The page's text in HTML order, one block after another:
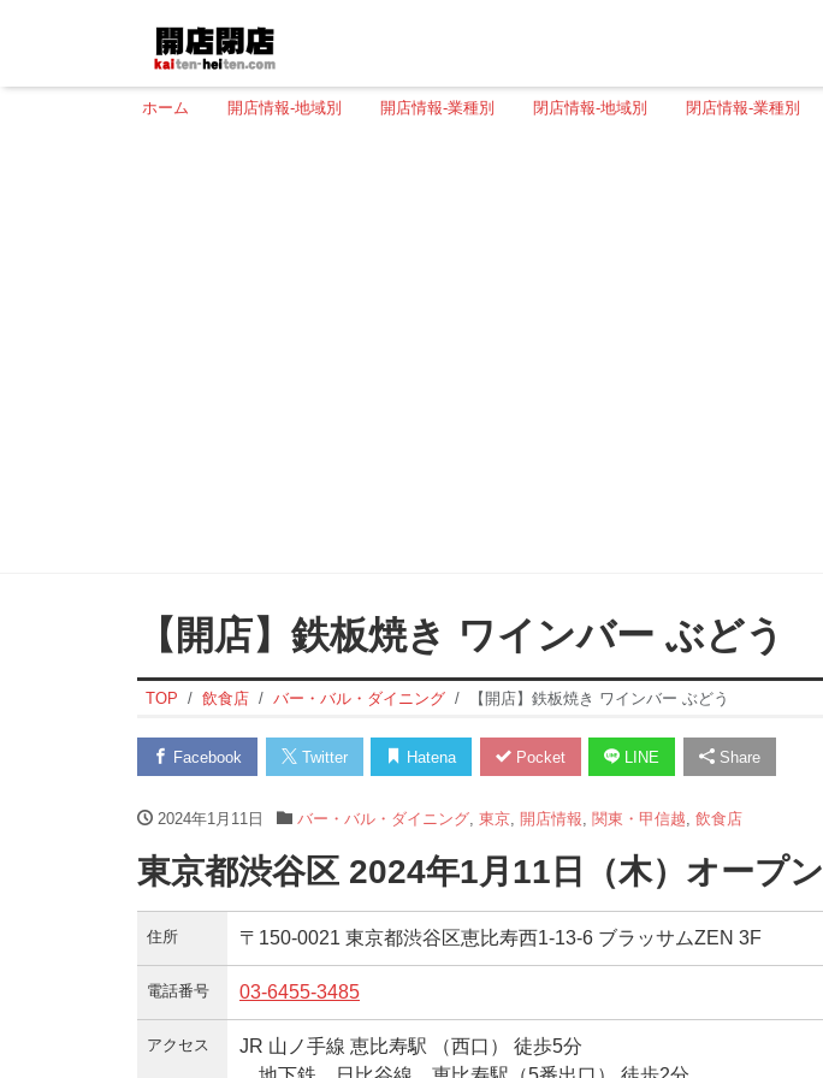
ホーム 開店情報-地域別 開店情報-業種別 閉店情報-地域別 閉店情報-業種別
【開店】鉄板焼き ワインバー ぶどう
TOP 飲食店 バー・バル・ダイニング 【開店】鉄板焼き ワインバー ぶどう
Facebook Twitter Hatena Pocket LINE Share
2024年1月11日 バー・バル・ダイニング, 東京, 開店情報 関東・甲信越 飲食店
東京都渋谷区 2024年1月11日（木）オープン
住所 〒150-0021 東京都渋谷区恵比寿西1-13-6 ブラッサムZEN 3F
電話番号 03-6455-3485
アクセス
JR 山ノ手線 恵比寿駅 （西口） 徒歩5分